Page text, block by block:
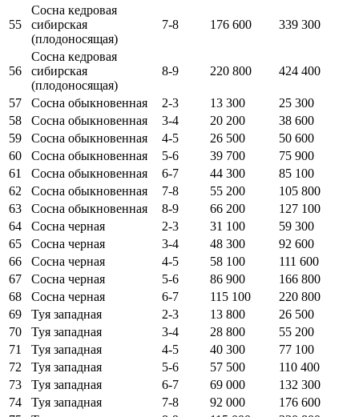
55
Сосна кедровая
сибирская
(плодоносящая)
7-8 176 600 339 300
56
Сосна кедровая
сибирская
(плодоносящая)
8-9 220 800 424 400
57 Сосна обыкновенная 2-3 13 300
25 300
58
Сосна обыкновенная 3-4 20 200
38 600
59
Сосна обыкновенная 4-5 26 500
50 600
60
Сосна обыкновенная 5-6 39 700
75 900
61
Сосна обыкновенная 6-7 44 300
85 100
62
Сосна обыкновенная 7-8 55 200
105 800
63
Сосна обыкновенная 8-9 66 200
127 100
64
Сосна черная 2-3 31 100
59 300
65
Сосна черная 3-4 48 300
92 600
66
Сосна черная 4-5 58 100
111 600
67
Сосна черная 5-6 86 900
166 800
68
Сосна черная 6-7 115 100
220 800
69
Туя западная 2-3 13 800
26 500
70
Туя западная 3-4 28 800
55 200
71
Туя западная 4-5 40 300
77 100
72
Туя западная 5-6 57 500
110 400
73
Туя западная 6-7 69 000
132 300
74
Туя западная 7-8 92 000
176 600